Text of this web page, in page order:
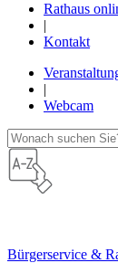
Rathaus
|
Kontakt
|
Webcam
Bürgerservice &